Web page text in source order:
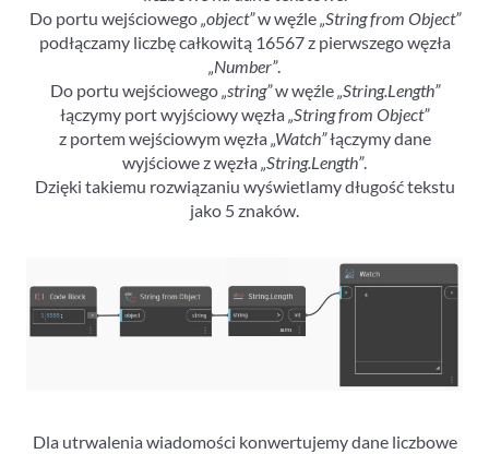
Do portu wejściowego„object”w węźle„String from Object”
podłączamy liczbę całkowitą 16567 z pierwszego węzła
„Number”.
Do portu wejściowego„string”w węźle„String.Length”
łączymy port wyjściowy węzła„String from Object”
z portem wejściowym węzła„Watch”łączymy dane
wyjściowe z węzła„String.Length”.
Dzięki takiemu rozwiązaniu wyświetlamy długość tekstu
jako 5 znaków.
Dla utrwalenia wiadomości konwertujemy dane liczbowe